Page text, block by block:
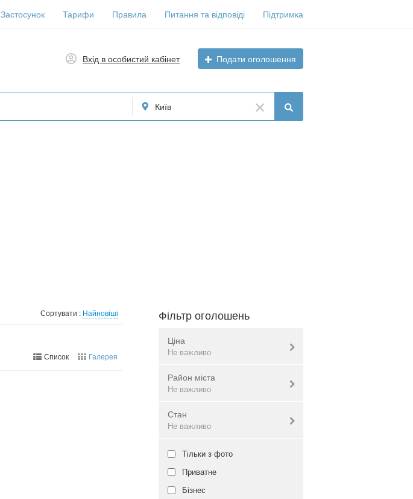
Застосунок Тарифи Правила Питання та відповіді Підтримка
Вхід в особистий кабінет Подати оголошення
Київ
Сортувати : Найновіші
Список Галерея
Фільтр оголошень
Ціна
Не важливо
Валюта:грн.
Не важливо
Район міста
Не важливо
Голосіївський
Деснянський
Дніпровський
Оболонський
Стан
Не важливо
Нове
Б/в
Не важливо
Тільки з фото
Приватне
Бізнес